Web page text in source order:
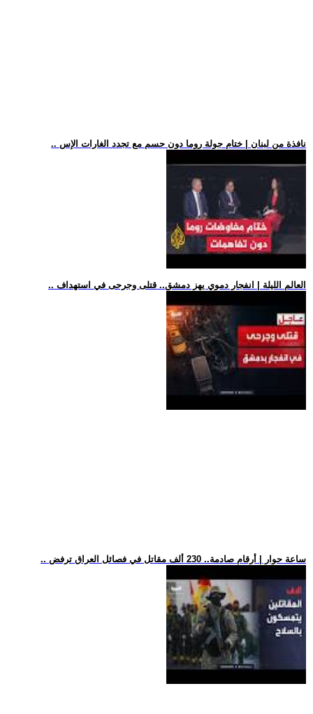
.. نافذة من لبنان | ختام جولة روما دون حسم مع تجدد الغارات الإس
.. العالم الليلة | انفجار دموي يهز دمشق.. قتلى وجرحى في استهداف
.. ساعة حوار | أرقام صادمة.. 230 ألف مقاتل في فصائل العراق ترفض